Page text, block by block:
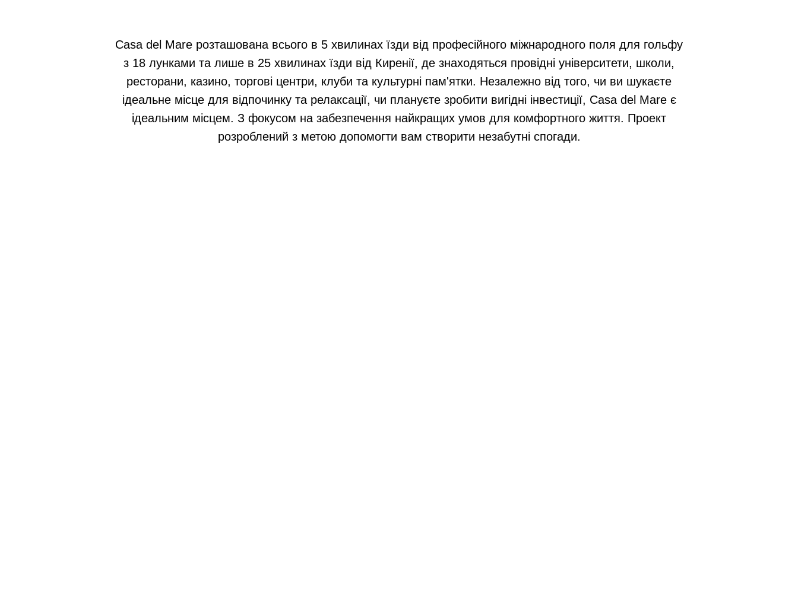
Casa del Mare розташована всього в 5 хвилинах їзди від професійного міжнародного поля для гольфу
з 18 лунками та лише в 25 хвилинах їзди від Киренії, де знаходяться провідні університети, школи,
ресторани, казино, торгові центри, клуби та культурні пам'ятки. Незалежно від того, чи ви шукаєте
ідеальне місце для відпочинку та релаксації, чи плануєте зробити вигідні інвестиції, Casa del Mare є
ідеальним місцем. З фокусом на забезпечення найкращих умов для комфортного життя. Проект
розроблений з метою допомогти вам створити незабутні спогади.